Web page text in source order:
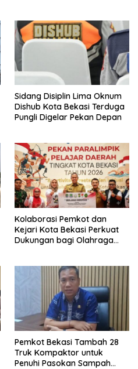
Sidang Disiplin Lima Oknum
Dishub Kota Bekasi Terduga
Pungli Digelar Pekan Depan
Kolaborasi Pemkot dan
Kejari Kota Bekasi Perkuat
Dukungan bagi Olahraga
Pemkot Bekasi Tambah 28
Truk Kompaktor untuk
Penuhi Pasokan Sampah